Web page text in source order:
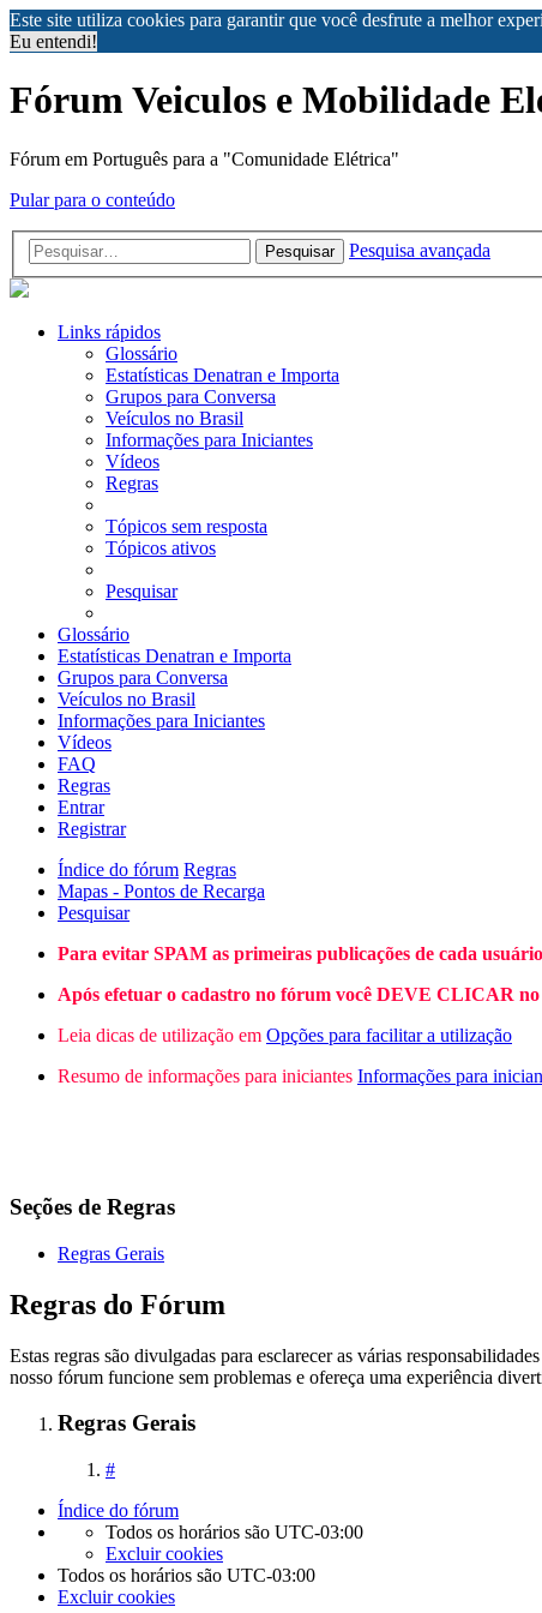
Este site utiliza cookies para garantir que você desfrute a melhor
Eu entendi!
Fórum Veiculos e Mobilidade
Fórum em Português para a "Comunidade Elétrica"
Pular para o conteúdo
Pesquisar Pesquisa avançada
Links rápidos
Glossário
Estatísticas Denatran e Importa
Grupos para Conversa
Veículos no Brasil
Informações para Iniciantes
Vídeos
Regras
Tópicos sem resposta
Tópicos ativos
Pesquisar
Glossário
Estatísticas Denatran e Importa
Grupos para Conversa
Veículos no Brasil
Informações para Iniciantes
Vídeos
FAQ
Regras
Entrar
Registrar
Índice do fórum Regras
Mapas - Pontos de Recarga
Pesquisar
Para evitar SPAM as primeiras publicações de cada
Após efetuar o cadastro no fórum você DEVE CLICAR
Leia dicas de utilização em Opções para facilitar a utilização
Resumo de informações para iniciantes Informações para
Seções de Regras
Regras Gerais
Regras do Fórum
Estas regras são divulgadas para esclarecer as várias
nosso fórum funcione sem problemas e ofereça uma experiência
Regras Gerais
#
Índice do fórum
Todos os horários são UTC-03:00
Excluir cookies
Todos os horários são UTC-03:00
Excluir cookies